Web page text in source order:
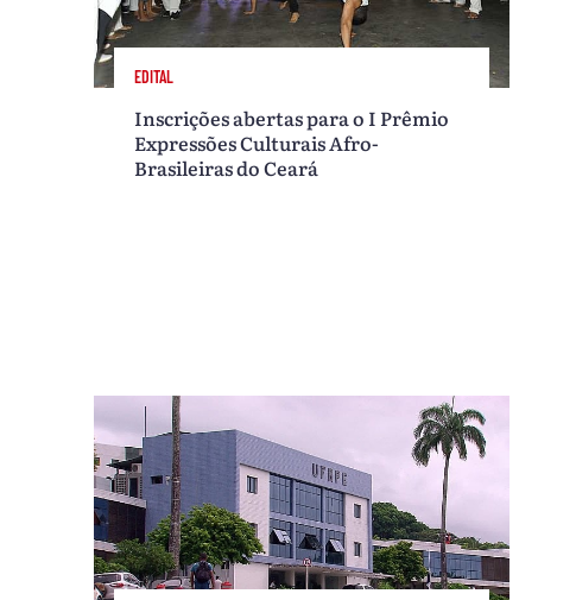
EDITAL
Inscrições abertas para o I Prêmio
Expressões Culturais Afro-
Brasileiras do Ceará